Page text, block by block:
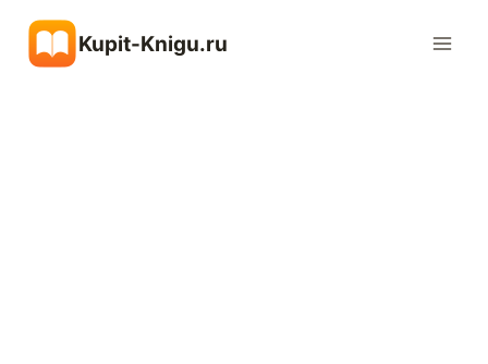
содержимому
Kupit-Knigu.ru